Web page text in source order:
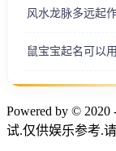
风水龙脉多远起
鼠宝宝起名可以
Powered by ©
试.仅供娱乐参考.